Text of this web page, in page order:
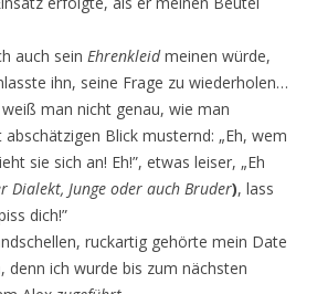
auch sein Ehrenkleidmeinen würde,
ihn, seine Frage zu wiederholen…
man nicht genau, wie man
Blick musternd: „Eh, wem
sie sich an! Eh!”, etwas leiser, „Eh
Dialekt, Junge oder auch Bruder), lass
dich!”
ruckartig gehörte mein Date
denn ich wurde bis zum nächsten